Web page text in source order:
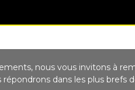
nous vous invitons à
dans les plus brefs